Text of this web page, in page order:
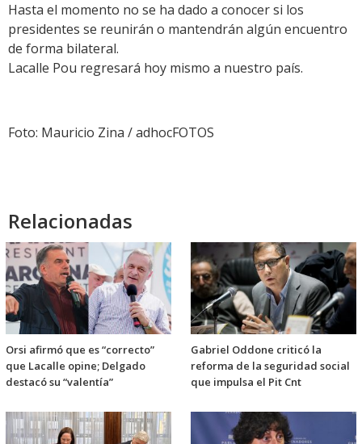
Hasta el momento no se ha dado a conocer si los
presidentes se reunirán o mantendrán algún encuentro
de forma bilateral.
Lacalle Pou regresará hoy mismo a nuestro país.
Foto: Mauricio Zina / adhocFOTOS
Relacionadas
Orsi afirmó que es “correcto”
que Lacalle opine; Delgado
destacó su “valentía”
Gabriel Oddone criticó la
reforma de la seguridad social
que impulsa el Pit Cnt